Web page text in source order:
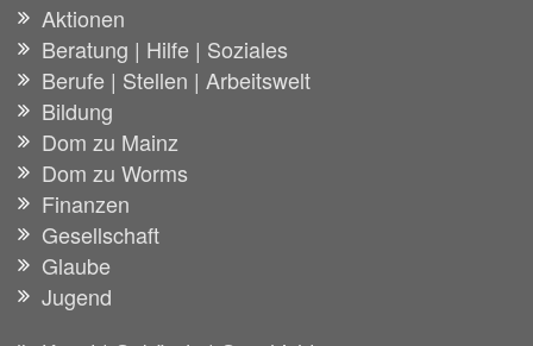
Aktionen
Beratung | Hilfe | Soziales
Berufe | Stellen | Arbeitswelt
Bildung
Dom zu Mainz
Dom zu Worms
Finanzen
Gesellschaft
Glaube
Jugend